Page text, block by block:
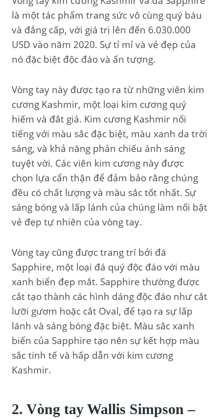
là một tác phẩm trang sức vô cùng quý báu
và đẳng cấp, với giá trị lên đến 6.030.000
USD vào năm 2020. Sự tỉ mỉ và vẻ đẹp của
nó đặc biệt độc đáo và ấn tượng.
Vòng tay này được tạo ra từ những viên kim
cương Kashmir, một loại kim cương quý
hiếm và đắt giá. Kim cương Kashmir nổi
tiếng với màu sắc đặc biệt, màu xanh da trời
sáng, và khả năng phản chiếu ánh sáng
tuyệt vời. Các viên kim cương này được
chọn lựa cẩn thận để đảm bảo rằng chúng
đều có chất lượng và màu sắc tốt nhất. Sự
sáng bóng và lấp lánh của chúng làm nổi bật
vẻ đẹp tự nhiên của vòng tay.
Vòng tay cũng được trang trí bởi đá
Sapphire, một loại đá quý độc đáo với màu
xanh biển đẹp mắt. Sapphire thường được
cắt tạo thành các hình dáng độc đáo như cắt
lưỡi gươm hoặc cắt Oval, để tạo ra sự lấp
lánh và sáng bóng đặc biệt. Màu sắc xanh
biển của Sapphire tạo nên sự kết hợp màu
sắc tinh tế và hấp dẫn với kim cương
Kashmir.
2. Vòng tay Wallis Simpson –